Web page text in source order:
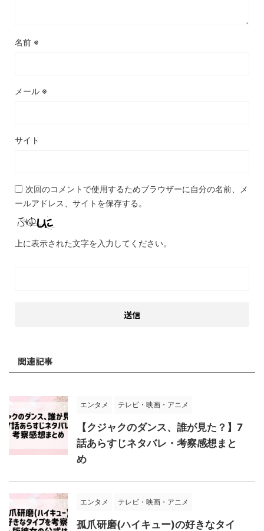
名前 ※
メール ※
サイト
次回のコメントで使用するためブラウザーに自分の名前、メ
ールアドレス、サイトを保存する。
上に表示された文字を入力してください。
関連記事
エンタメ テレビ・映画・アニメ
【クジャクのダンス、誰が見た？】7
話あらすじネタバレ・考察感想まと
め
エンタメ テレビ・映画・アニメ
孤爪研磨(ハイキュー)の好きなタイ